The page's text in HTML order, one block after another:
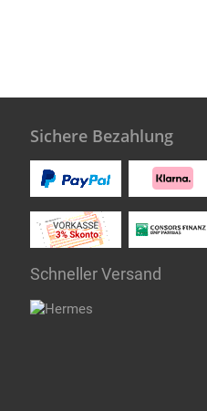
Sichere Bezahlung
Schneller Versand